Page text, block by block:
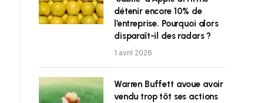
détenir encore 10% de
l’entreprise. Pourquoi alors
disparaît-il des radars ?
1 avril 2026
Warren Buffett avoue avoir
vendu trop tôt ses actions